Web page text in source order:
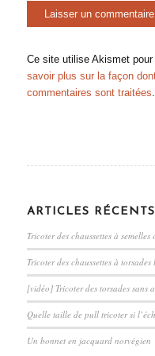
Ce site utilise Akismet
savoir plus sur la façon
commentaires sont traitées.
ARTICLES RÉCENTS
Tricoter des chaussettes à semelles
Tricoter des chaussettes à
[vidéo] Tricoter des torsades sans
Quelle taille de pull tricoter si
Un bonnet en jacquard norvégien